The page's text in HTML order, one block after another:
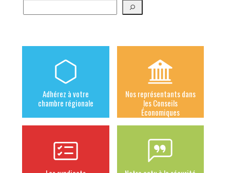
Adhérez à votre
chambre régionale
Nos représentants dans
les Conseils
Économiques